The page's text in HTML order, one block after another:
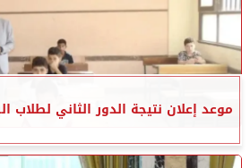
موعد إعلان نتيجة الدور الثاني لطلاب